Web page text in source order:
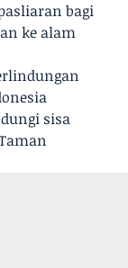
bagi
ke alam
sisa